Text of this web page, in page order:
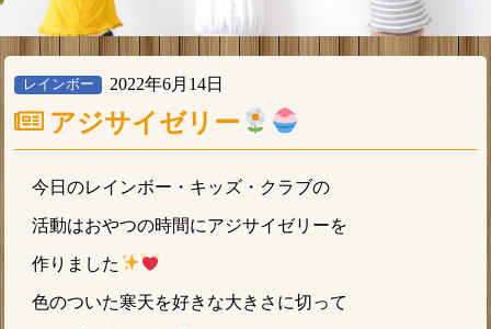
レインボー 2022年6月14日
アジサイゼリー
今日のレインボー・キッズ・クラブの
活動はおやつの時間にアジサイゼリーを
作りました
色のついた寒天を好きな大きさに切って